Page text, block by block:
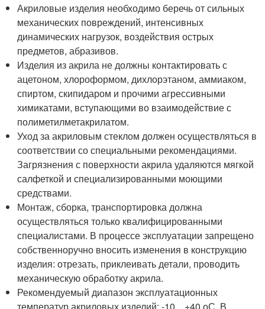
Акриловые изделия необходимо беречь от сильных
механических повреждений, интенсивных
динамических нагрузок, воздействия острых
предметов, абразивов.
Изделия из акрила не должны контактировать с
ацетоном, хлороформом, дихлорэтаном, аммиаком,
спиртом, скипидаром и прочими агрессивными
химикатами, вступающими во взаимодействие с
полиметилметакрилатом.
Уход за акриловым стеклом должен осуществляться в
соответствии со специальными рекомендациями.
Загрязнения с поверхности акрила удаляются мягкой
салфеткой и специализированными моющими
средствами.
Монтаж, сборка, транспортировка должна
осуществляться только квалифицированными
специалистами. В процессе эксплуатации запрещено
собственноручно вносить изменения в конструкцию
изделия: отрезать, приклеивать детали, проводить
механическую обработку акрила.
Рекомендуемый диапазон эксплуатационных
температур акриловых изделий: -10…+40 оС. В